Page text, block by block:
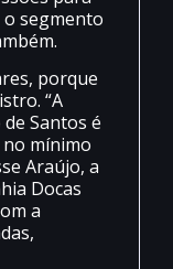
segmento
porque
“A
Santos é
mínimo
Araújo, a
Docas
a